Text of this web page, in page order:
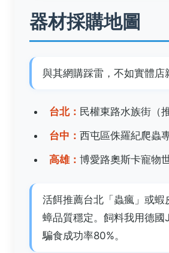
器材採購地圖
與其網購踩雷，不如實體店
台北： 民權東路水族街（
台中： 西屯區侏羅紀爬蟲
高雄： 博愛路奧斯卡寵物
活餌推薦台北「蟲瘋」或
蟑品質穩定。飼料我用德
騙食成功率80%。